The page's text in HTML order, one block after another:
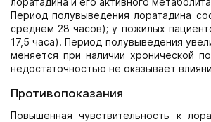
Период полувыведения лоратадина
среднем 28 часов); у пожилых
17,5 часа). Период полувыведения
меняется при наличии хронической
недостаточностью не оказы­вает
Противопоказания
Повышенная чувствительность к